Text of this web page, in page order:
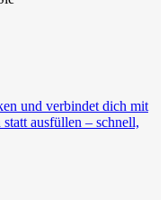
und verbindet dich mit
ausfüllen – schnell,